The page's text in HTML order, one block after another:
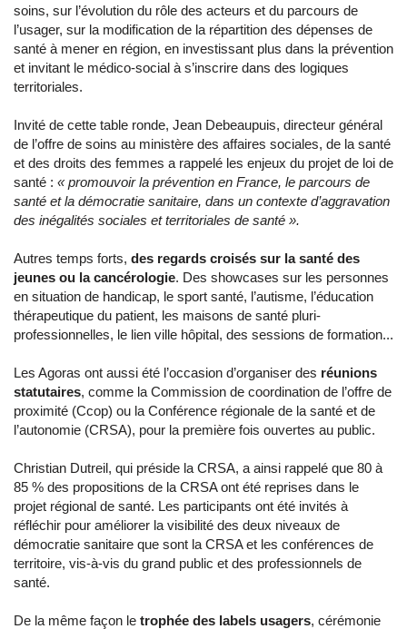
soins, sur l’évolution du rôle des acteurs et du parcours de
l’usager, sur la modification de la répartition des dépenses de
santé à mener en région, en investissant plus dans la prévention
et invitant le médico-social à s’inscrire dans des logiques
territoriales.
Invité de cette table ronde, Jean Debeaupuis, directeur général
de l’offre de soins au ministère des affaires sociales, de la santé
et des droits des femmes a rappelé les enjeux du projet de loi de
santé : « promouvoir la prévention en France, le parcours de
santé et la démocratie sanitaire, dans un contexte d’aggravation
des inégalités sociales et territoriales de santé ».
Autres temps forts, des regards croisés sur la santé des
jeunes ou la cancérologie. Des showcases sur les personnes
en situation de handicap, le sport santé, l’autisme, l’éducation
thérapeutique du patient, les maisons de santé pluri-
professionnelles, le lien ville hôpital, des sessions de formation...
Les Agoras ont aussi été l’occasion d’organiser des réunions
statutaires, comme la Commission de coordination de l’offre de
proximité (Ccop) ou la Conférence régionale de la santé et de
l’autonomie (CRSA), pour la première fois ouvertes au public.
Christian Dutreil, qui préside la CRSA, a ainsi rappelé que 80 à
85 % des propositions de la CRSA ont été reprises dans le
projet régional de santé. Les participants ont été invités à
réfléchir pour améliorer la visibilité des deux niveaux de
démocratie sanitaire que sont la CRSA et les conférences de
territoire, vis-à-vis du grand public et des professionnels de
santé.
De la même façon le trophée des labels usagers, cérémonie